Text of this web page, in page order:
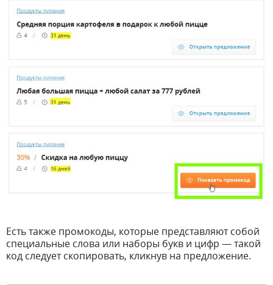
Есть также промокоды, которые представляют собой
специальные слова или наборы букв и цифр — такой
код следует скопировать, кликнув на предложение.